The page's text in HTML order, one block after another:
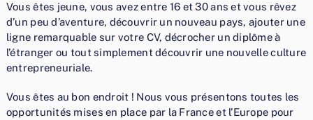
Vous êtes jeune, vous avez entre 16 et 30 ans et vous rêvez
d’un peu d’aventure, découvrir un nouveau pays, ajouter une
ligne remarquable sur votre CV, décrocher un diplôme à
l’étranger ou tout simplement découvrir une nouvelle culture
entrepreneuriale.
Vous êtes au bon endroit ! Nous vous présentons toutes les
opportunités mises en place par la France et l’Europe pour